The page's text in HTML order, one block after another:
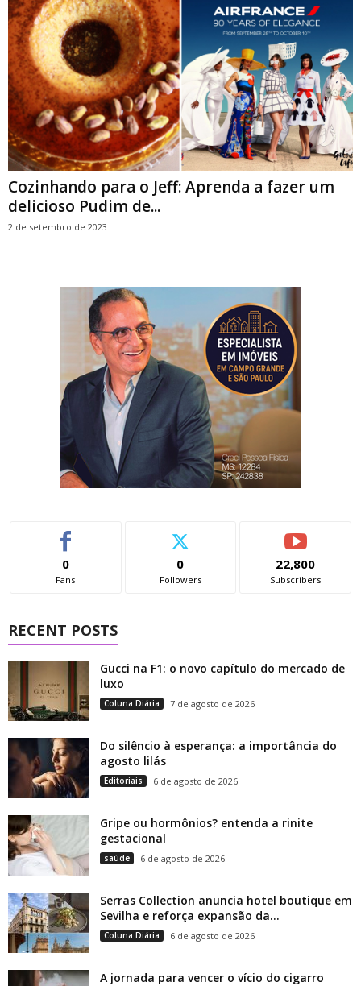
Cozinhando para o Jeff: Aprenda a fazer um
delicioso Pudim de...
2 de setembro de 2023
0
Fans
0
Followers
22,800
Subscribers
RECENT POSTS
Gucci na F1: o novo capítulo do mercado de
luxo
Coluna Diária 7 de agosto de 2026
Do silêncio à esperança: a importância do
agosto lilás
Editoriais 6 de agosto de 2026
Gripe ou hormônios? entenda a rinite
gestacional
saúde 6 de agosto de 2026
Serras Collection anuncia hotel boutique em
Sevilha e reforça expansão da...
Coluna Diária 6 de agosto de 2026
A jornada para vencer o vício do cigarro